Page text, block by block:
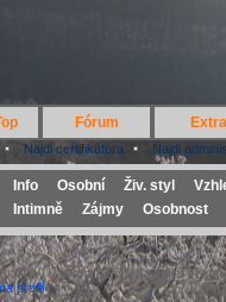
Fórum Extra
Najdi certifikátora Najdi
Info Osobní Živ. styl
Intimně
Zájmy Osobnost
uživatel nemůže posílat
profil